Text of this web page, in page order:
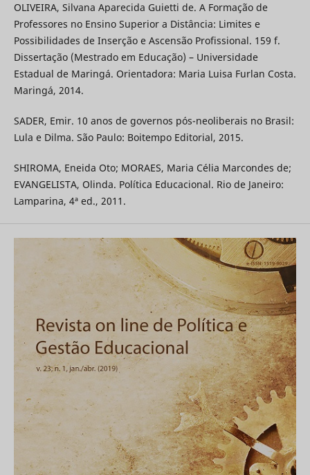
OLIVEIRA, Silvana Aparecida Guietti de. A Formação de
Professores no Ensino Superior a Distância: Limites e
Possibilidades de Inserção e Ascensão Profissional. 159 f.
Dissertação (Mestrado em Educação) – Universidade
Estadual de Maringá. Orientadora: Maria Luisa Furlan Costa.
Maringá, 2014.
SADER, Emir. 10 anos de governos pós-neoliberais no Brasil:
Lula e Dilma. São Paulo: Boitempo Editorial, 2015.
SHIROMA, Eneida Oto; MORAES, Maria Célia Marcondes de;
EVANGELISTA, Olinda. Política Educacional. Rio de Janeiro:
Lamparina, 4ª ed., 2011.